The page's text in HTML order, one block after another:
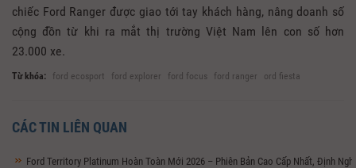
chiếc Ford Ranger được giao tới tay khách hàng, nâng doanh số
cộng đồn từ khi ra mắt thị trường Việt Nam lên con số hơn
23.000 xe.
Từ khóa: ford ecosport ford explorer ford focus ford ranger ord fiesta
CÁC TIN LIÊN QUAN
Ford Territory Platinum Hoàn Toàn Mới 2026 – Phiên Bản Cao Cấp Nhất, Định